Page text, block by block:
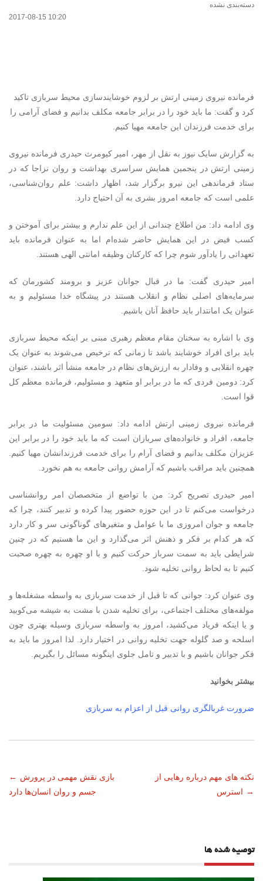
دسته‌بندی نشده
2017-08-15 10:20
فرمانده نیروی زمینی ارتش بر لزوم خوشایندسازی محیط سربازی تاکید
کرد و گفت: ما باید خود را در برابر جامعه مکلف بدانیم و فضای آرامی را
برای خدمت فرزندان این جامعه مهیا کنیم.
به گزارش سایک نیوز به نقل از مهر، امیر کیومرث حیدری فرمانده نیروی
زمینی ارتش در پنجمین همایش سراسری بهداشت و روان نزاجا که در
ستاد فرماندهی این نیرو برگزار شد، اظهار داشت: علم روان‌شناسی،
علمی است که جامعه امروز بشری به آن احتیاج دارد.
وی ادامه داد: من اطلاع چندانی از این علم ندارم و بیشتر برای آموختن و
کسب فیض در این همایش حاضر شده‌ام اما به عنوان فرمانده باید
تعهداتی را یادآور شوم چرا که کارکنان وظیفه امانتی الهی هستند.
امیر حیدری گفت: ما در قبال جوانان عزیز و برومند کشورمان که
سرمایه‌های اصلی نظام و انقلاب هستند در پیشگاه خدا مسئولیم و به
عنوان یک امانتدار باید حافظ آنان باشیم.
وی با اشاره به سخنان مقام معظم رهبری مبنی بر اینکه محیط سربازی
باید برای افراد خوشایند باشد تا زمانی که ترخیص می‌شوند به عنوان یک
چهره انقلابی و وفادار به ارزش‌های نظام در جامعه منشأ اثر باشند، عنوان
کرد: دومین فردی که ما در برابر او متعهد و مسئولیم، فرمانده معظم کل
قوا است.
فرمانده نیروی زمینی ارتش ادامه داد: سومین مسئولیت ما در برابر
جامعه، افراد و خانواده‌های سربازان است که ما باید خود را در برابر این
عزیزان مکلف بدانیم و فضای آرام را برای خدمت فرزندانشان مهیا کنیم.
همچنین باید مراقب باشیم که آرامش روانی جامعه به هم نخورد.
امیر حیدری تصریح کرد: من با تواضع از متخصصان امر روانشناسی
درخواست می‌کنم تا در این حوزه حضور پیدا کرده و تدبیر کنند، چرا که
جامعه و جوان امروزی ما با عوامل و متغیرهای گوناگونی سر و کار دارد
که هر کدام بر فکر و ذهنش اثر می‌گذارد و این ما هستیم که در چنین
شرایطی باید به سمت سرباز حرکت کنیم و با او چهره به چهره صحبت
کنیم تا به لحاظ روانی تخلیه شود.
وی عنوان کرد: جوانی که تا قبل از خدمت سربازی به واسطه مشغله‌ها و
مولفه‌های مختلف اجتماعی، برای تخلیه شدن با مشت به شیشه می‌کوبید
و یا اینکه فریاد می‌کشید، امروز به واسطه سربازی وسیله بهتری چون
اسلحه و صد گلوله جهت تخلیه روانی در اختیار دارد. لذا امروز ما باید به
فکر جوانان باشیم و با تدبیر و تامل جلوی اینگونه مسائل را بگیریم.
بیشتر بخوانید
ضرورت غربالگری روانی قبل از اعزام به سربازی
ناوبری
نوشته
← بازی نقش مهمی در پرورش
جسم و روان انسان‌ها دارد
نکته های مهم درباره رهایی از
استرس →
توصیه شده ها